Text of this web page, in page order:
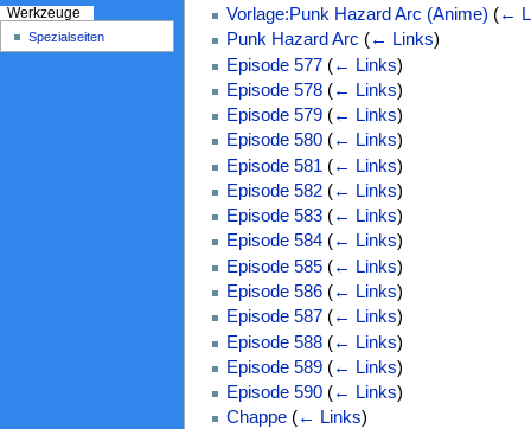
Vorlage:Punk Hazard Arc (Anime) (←
Punk Hazard Arc (← Links)
Episode 577 (← Links)
Episode 578 (← Links)
Episode 579 (← Links)
Episode 580 (← Links)
Episode 581 (← Links)
Episode 582 (← Links)
Episode 583 (← Links)
Episode 584 (← Links)
Episode 585 (← Links)
Episode 586 (← Links)
Episode 587 (← Links)
Episode 588 (← Links)
Episode 589 (← Links)
Episode 590 (← Links)
Chappe (← Links)
Werkzeuge
Spezialseiten